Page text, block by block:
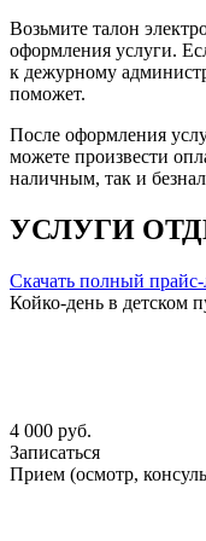
Возьмите талон
оформления услуги.
к дежурному
поможет.
После оформления
можете произвести
наличным, так и
УСЛУГИ
Скачать полный прайс-
Койко-день в детском
4 000 руб.
Записаться
Прием (осмотр,